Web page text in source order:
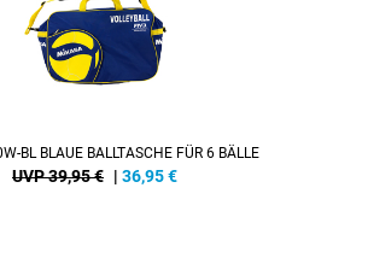
BL BLAUE BALLTASCHE FÜR 6 BÄLLE
UVP 39,95 € | 36,95€